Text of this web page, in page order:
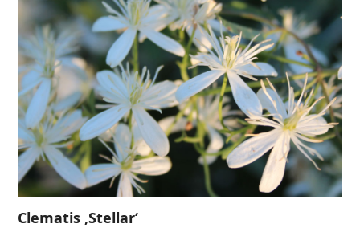
Clematis ‚Stellar‘